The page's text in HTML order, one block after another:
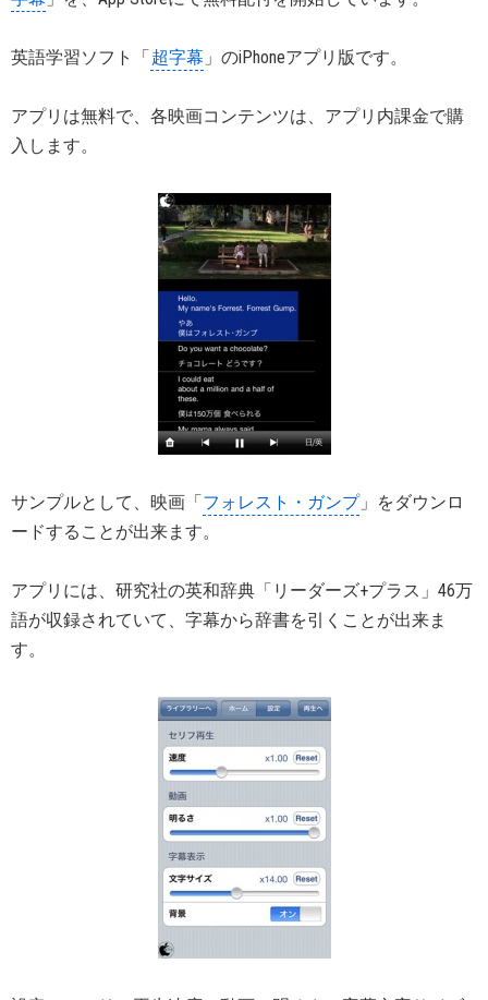
英語学習ソフト「超字幕 」のiPhoneアプリ版です。
アプリは無料で、各映画コンテンツは、アプリ内課金で購
入します。
サンプルとして、映画「フォレスト・ガンプ」をダウンロ
ードすることが出来ます。
アプリには、研究社の英和辞典「リーダーズ+プラス」46万
語が収録されていて、字幕から辞書を引くことが出来ま
す。